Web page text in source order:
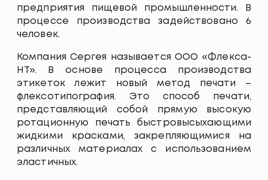
предприятия пищевой промышленности. В
процессе производства задействовано 6
человек.
Компания Сергея называется ООО «Флекса-
НТ». В основе процесса производства
этикеток лежит новый метод печати –
флексотипография. Это способ печати,
представляющий собой прямую высокую
ротационную печать быстровысыхающими
жидкими красками, закрепляющимися на
различных материалах с использованием
эластичных.